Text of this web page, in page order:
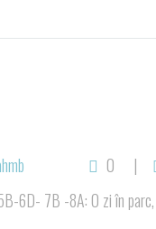
0
6D- 7B -8A: O zi în